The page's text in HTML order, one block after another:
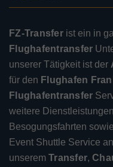
FZ-Transferist ein in
Flughafentransfer
unserer Tätigkeit ist der
für den Flughafen
Flughafentransfer
weitere
Besogungsfahrten
Event Shuttle Service
unserem Transfer,